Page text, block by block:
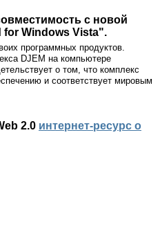
с новой
for Windows Vista".
программных продуктов.
DJEM на компьютере
о том, что комплекс
и соответствует мировым
2.0 интернет-ресурс о